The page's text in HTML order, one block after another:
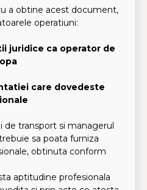
a obtine acest document,
operatiuni:
juridice ca operator de
care dovedeste
transport si managerul
sa poata furniza
obtinuta conform
aptitudine profesionala